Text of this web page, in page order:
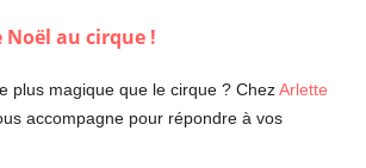
Noël au cirque !
plus magique que le cirque ? ChezArlette
accompagne pour répondre à vos